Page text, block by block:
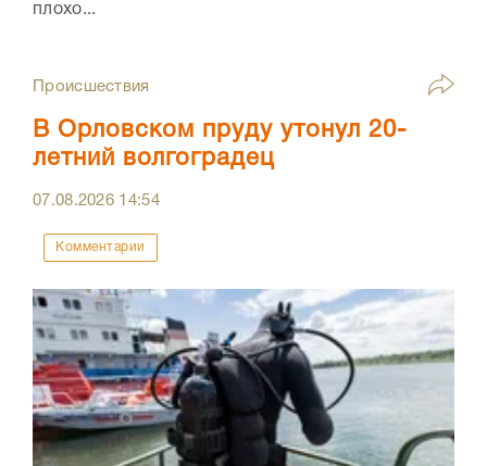
плохо...
Происшествия
В Орловском пруду утонул 20-
летний волгоградец
07.08.2026 14:54
Комментарии